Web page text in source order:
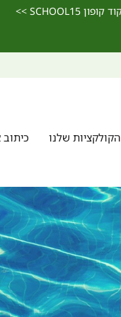
הקולקציות שלנו כיתוב